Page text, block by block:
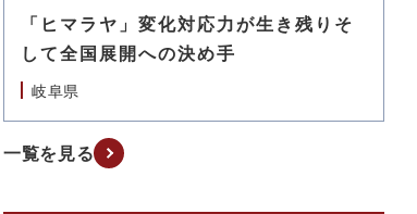
「ヒマラヤ」変化対応力が生き残りそ
して全国展開への決め手
岐阜県
一覧を見る